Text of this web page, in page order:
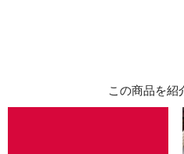
この商品を紹